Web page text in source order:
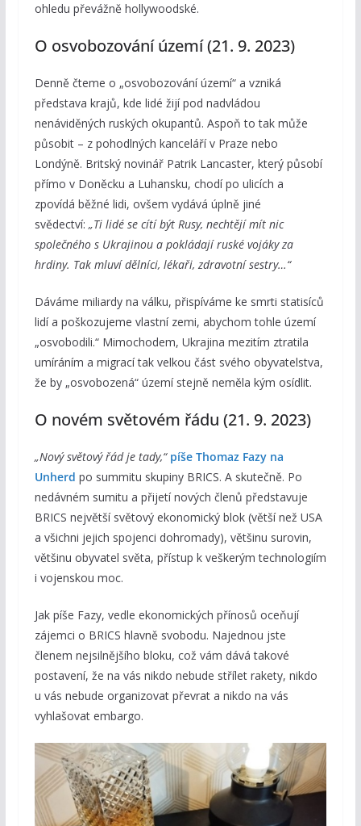
ohledu převážně hollywoodské.
O osvobozování území (21. 9. 2023)
Denně čteme o „osvobozování území“ a vzniká
představa krajů, kde lidé žijí pod nadvládou
nenáviděných ruských okupantů. Aspoň to tak může
působit – z pohodlných kanceláří v Praze nebo
Londýně. Britský novinář Patrik Lancaster, který působí
přímo v Doněcku a Luhansku, chodí po ulicích a
zpovídá běžné lidi, ovšem vydává úplně jiné
svědectví: „Ti lidé se cítí být Rusy, nechtějí mít nic
společného s Ukrajinou a pokládají ruské vojáky za
hrdiny. Tak mluví dělníci, lékaři, zdravotní sestry…“
Dáváme miliardy na válku, přispíváme ke smrti statisíců
lidí a poškozujeme vlastní zemi, abychom tohle území
„osvobodili.“ Mimochodem, Ukrajina mezitím ztratila
umíráním a migrací tak velkou část svého obyvatelstva,
že by „osvobozená“ území stejně neměla kým osídlit.
O novém světovém řádu (21. 9. 2023)
„Nový světový řád je tady,“ píše Thomaz Fazy na
Unherd po summitu skupiny BRICS. A skutečně. Po
nedávném sumitu a přijetí nových členů představuje
BRICS největší světový ekonomický blok (větší než USA
a všichni jejich spojenci dohromady), většinu surovin,
většinu obyvatel světa, přístup k veškerým technologiím
i vojenskou moc.
Jak píše Fazy, vedle ekonomických přínosů oceňují
zájemci o BRICS hlavně svobodu. Najednou jste
členem nejsilnějšího bloku, což vám dává takové
postavení, že na vás nikdo nebude střílet rakety, nikdo
u vás nebude organizovat převrat a nikdo na vás
vyhlašovat embargo.